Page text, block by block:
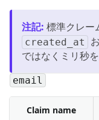
注記: 標準クレー
created_at
ではなくミリ秒
email
Claim name